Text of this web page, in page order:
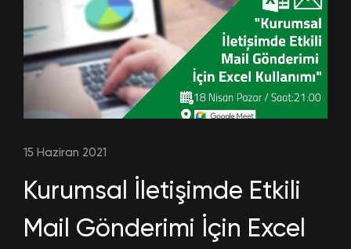
15 Haziran 2021
Kurumsal İletişimde Etkili
Mail Gönderimi İçin Excel